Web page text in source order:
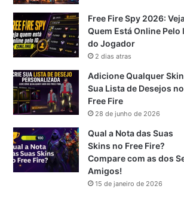
Free Fire Spy 2026:
Quem Está Online Pelo
do Jogador
2 dias atras
Adicione Qualquer
Sua Lista de Desejos no
Free Fire
28 de junho de 2026
Qual a Nota das Suas
Skins no Free Fire?
Compare com as dos
Amigos!
15 de janeiro de 2026